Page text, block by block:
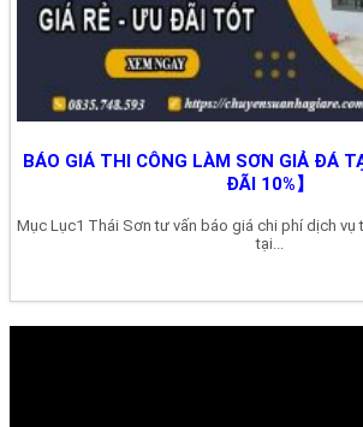
BÁO GIÁ THI CÔNG LÀM SƠN GIẢ ĐÁ
ĐÃI 10%】
Mục Lục1 Thái Sơn tư vấn báo giá chi phí dịch vụ
tại...